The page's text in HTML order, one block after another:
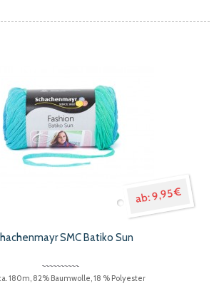
9,95 €
SMC Batiko Sun
180m, 82% Baumwolle, 18 % Polyester